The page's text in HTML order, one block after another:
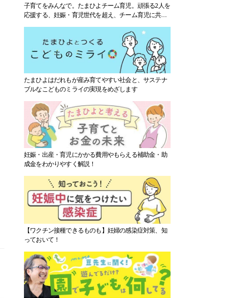
子育てをみんなで。たまひよチーム育児。頑張る2人を
応援する、妊娠・育児世代を超え、チーム育児に共感
たまひよはだれもが産み育てやすい社会と、サステナ
ブルなこどものミライの実現をめざします
妊娠・出産・育児にかかる費用やもらえる補助金・助
成金をわかりやすく解説！
【ワクチン接種できるものも】妊婦の感染症対策、知
っておいて！